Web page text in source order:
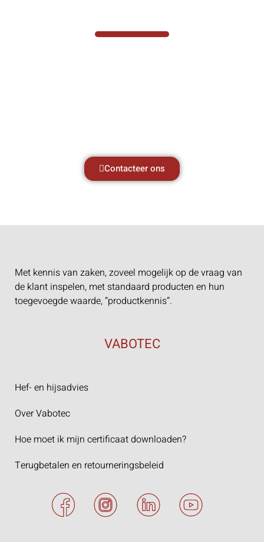
Contacteer ons
Met kennis van zaken, zoveel mogelijk op de vraag van
de klant inspelen, met standaard producten en hun
toegevoegde waarde, “productkennis”.
VABOTEC
Hef- en hijsadvies
Over Vabotec
Hoe moet ik mijn certificaat downloaden?
Terugbetalen en retourneringsbeleid